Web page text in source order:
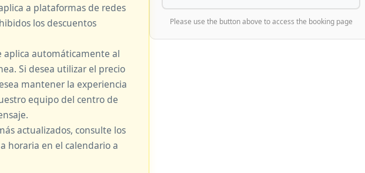
a plataformas de redes
los descuentos
aplica automáticamente al
Si desea utilizar el precio
mantener la experiencia
equipo del centro de
actualizados, consulte los
horaria en el calendario a
Please use the button above to access the booking page